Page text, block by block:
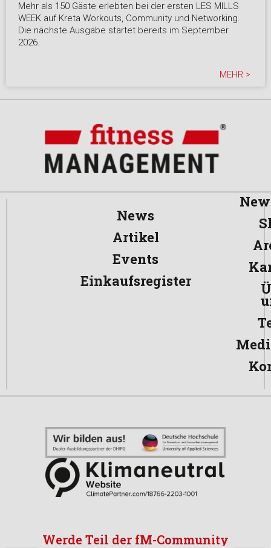
Mehr als 150 Gäste erlebten bei der ersten LES MILLS
WEEK auf Kreta Workouts, Community und Networking.
Die nächste Ausgabe startet bereits im September
2026.
MEHR >
News
Artikel
Events
Einkaufsregister
Werde Teil der fM-Community